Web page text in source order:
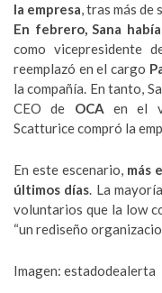
la empresa, tras más de
En febrero, Sana
como vicepresidente
reemplazó en el cargo
la compañía. En tanto,
CEO de OCAen el
Scatturice compró la
En este escenario, más
últimos días. La
voluntarios que la low
“un rediseño
Imagen: estadodealerta